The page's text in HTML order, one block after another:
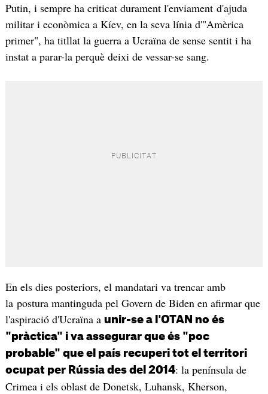
Putin, i sempre ha criticat durament l'enviament d'ajuda
militar i econòmica a Kíev, en la seva línia d'"Amèrica
primer", ha titllat la guerra a Ucraïna de sense sentit i ha
instat a parar-la perquè deixi de vessar-se sang.
En els dies posteriors, el mandatari va trencar amb
la postura mantinguda pel Govern de Biden en afirmar que
l'aspiració d'Ucraïna a unir-se a l'OTAN no és
"pràctica" i va assegurar que és "poc
probable" que el país recuperi tot el territori
ocupat per Rússia des del 2014: la península de
Crimea i els oblast de Donetsk, Luhansk, Kherson,